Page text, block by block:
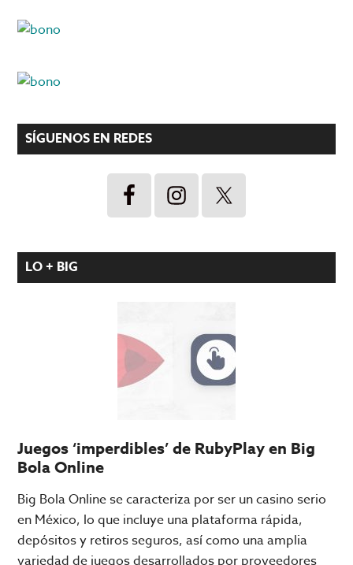
principal
sitio
SÍGUENOS EN REDES
LO + BIG
Juegos ‘imperdibles’ de RubyPlay en Big
Bola Online
Big Bola Online se caracteriza por ser un casino serio
en México, lo que incluye una plataforma rápida,
depósitos y retiros seguros, así como una amplia
variedad de juegos desarrollados por proveedores